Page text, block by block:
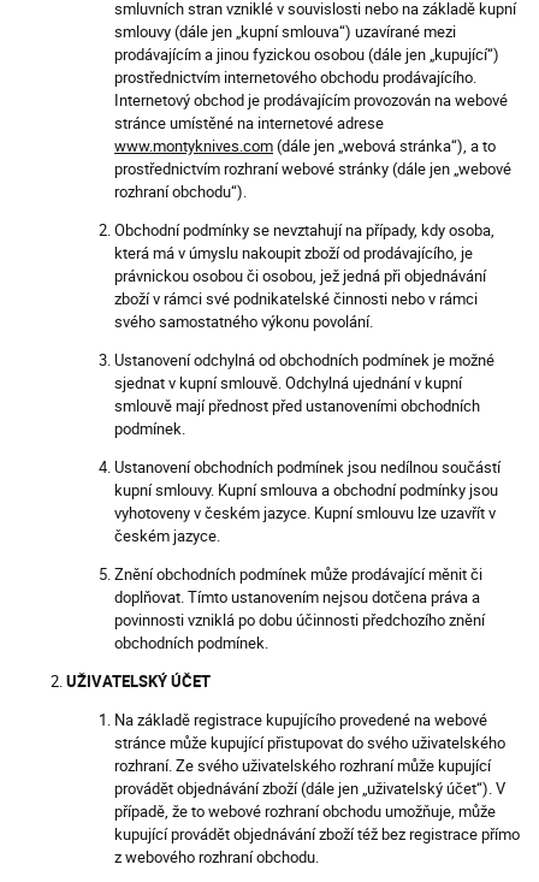
smluvních stran vzniklé v souvislosti nebo na základě kupní
smlouvy (dále jen „kupní smlouva“) uzavírané mezi
prodávajícím a jinou fyzickou osobou (dále jen „kupující“)
prostřednictvím internetového obchodu prodávajícího.
Internetový obchod je prodávajícím provozován na webové
stránce umístěné na internetové adrese
www.montyknives.com(dále jen „webová stránka“), a to
prostřednictvím rozhraní webové stránky (dále jen „webové
rozhraní obchodu“).
Obchodní podmínky se nevztahují na případy, kdy osoba,
která má v úmyslu nakoupit zboží od prodávajícího, je
právnickou osobou či osobou, jež jedná při objednávání
zboží v rámci své podnikatelské činnosti nebo v rámci
svého samostatného výkonu povolání.
Ustanovení odchylná od obchodních podmínek je možné
sjednat v kupní smlouvě. Odchylná ujednání v kupní
smlouvě mají přednost před ustanoveními obchodních
podmínek.
Ustanovení obchodních podmínek jsou nedílnou součástí
kupní smlouvy. Kupní smlouva a obchodní podmínky jsou
vyhotoveny v českém jazyce. Kupní smlouvu lze uzavřít v
českém jazyce.
Znění obchodních podmínek může prodávající měnit či
doplňovat. Tímto ustanovením nejsou dotčena práva a
povinnosti vzniklá po dobu účinnosti předchozího znění
obchodních podmínek.
UŽIVATELSKÝ ÚČET
Na základě registrace kupujícího provedené na webové
stránce může kupující přistupovat do svého uživatelského
rozhraní. Ze svého uživatelského rozhraní může kupující
provádět objednávání zboží (dále jen „uživatelský účet“). V
případě, že to webové rozhraní obchodu umožňuje, může
kupující provádět objednávání zboží též bez registrace přímo
z webového rozhraní obchodu.